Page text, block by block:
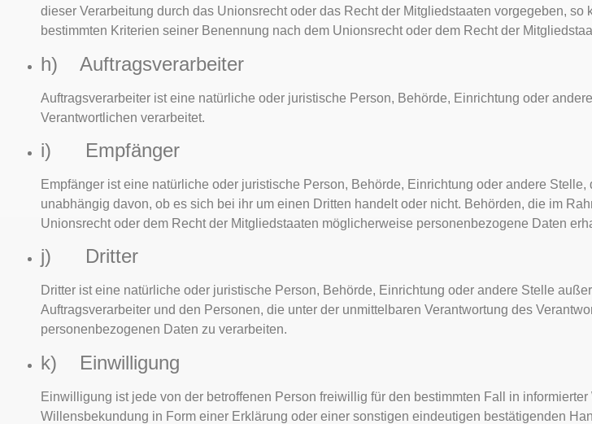
dieser Verarbeitung durch das Unionsrecht oder das Recht der Mitgliedstaaten vorgegeben,
bestimmten Kriterien seiner Benennung nach dem Unionsrecht oder dem Recht der
h) Auftragsverarbeiter
Auftragsverarbeiter ist eine natürliche oder juristische Person, Behörde, Einrichtung oder
Verantwortlichen verarbeitet.
i) Empfänger
Empfänger ist eine natürliche oder juristische Person, Behörde, Einrichtung oder andere
unabhängig davon, ob es sich bei ihr um einen Dritten handelt oder nicht. Behörden, die im
Unionsrecht oder dem Recht der Mitgliedstaaten möglicherweise personenbezogene Daten
j) Dritter
Dritter ist eine natürliche oder juristische Person, Behörde, Einrichtung oder andere Stelle
Auftragsverarbeiter und den Personen, die unter der unmittelbaren Verantwortung des
personenbezogenen Daten zu verarbeiten.
k) Einwilligung
Einwilligung ist jede von der betroffenen Person freiwillig für den bestimmten Fall in
Willensbekundung in Form einer Erklärung oder einer sonstigen eindeutigen bestätigenden